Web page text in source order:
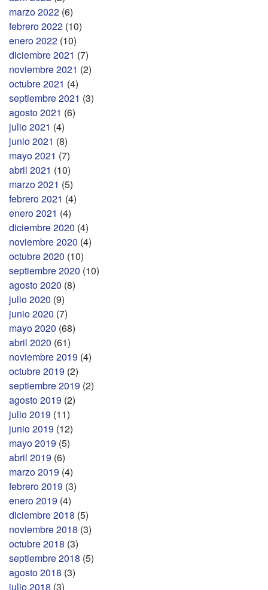
marzo 2022 (6)
febrero 2022 (10)
enero 2022 (10)
diciembre 2021 (7)
noviembre 2021 (2)
octubre 2021 (4)
septiembre 2021 (3)
agosto 2021 (6)
julio 2021 (4)
junio 2021 (8)
mayo 2021 (7)
abril 2021 (10)
marzo 2021 (5)
febrero 2021 (4)
enero 2021 (4)
diciembre 2020 (4)
noviembre 2020 (4)
octubre 2020 (10)
septiembre 2020 (10)
agosto 2020 (8)
julio 2020 (9)
junio 2020 (7)
mayo 2020 (68)
abril 2020 (61)
noviembre 2019 (4)
octubre 2019 (2)
septiembre 2019 (2)
agosto 2019 (2)
julio 2019 (11)
junio 2019 (12)
mayo 2019 (5)
abril 2019 (6)
marzo 2019 (4)
febrero 2019 (3)
enero 2019 (4)
diciembre 2018 (5)
noviembre 2018 (3)
octubre 2018 (3)
septiembre 2018 (5)
agosto 2018 (3)
julio 2018 (3)